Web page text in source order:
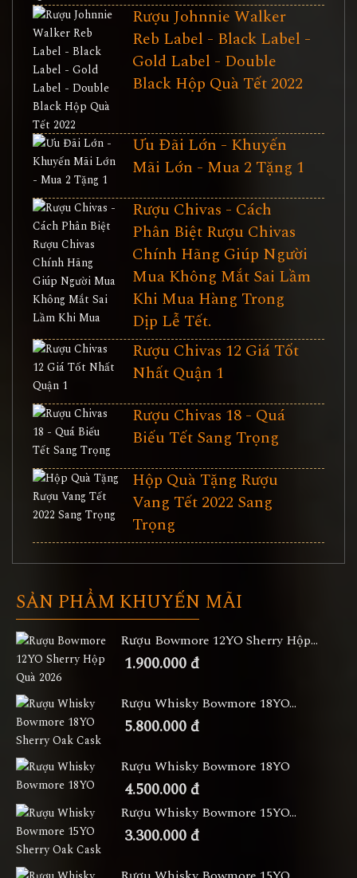
Rượu Johnnie Walker
Reb Label - Black Label -
Gold Label - Double
Black Hộp Quà Tết 2022
Ưu Đãi Lớn - Khuyến
Mãi Lớn - Mua 2 Tặng 1
Rượu Chivas - Cách
Phân Biệt Rượu Chivas
Chính Hãng Giúp Người
Mua Không Mắt Sai Lầm
Khi Mua Hàng Trong
Dịp Lễ Tết.
Rượu Chivas 12 Giá Tốt
Nhất Quận 1
Rượu Chivas 18 - Quá
Biếu Tết Sang Trọng
Hộp Quà Tặng Rượu
Vang Tết 2022 Sang
Trọng
SẢN PHẨM KHUYẾN MÃI
Rượu Bowmore 12YO Sherry Hộp...
1.900.000 đ
Rượu Whisky Bowmore 18YO...
5.800.000 đ
Rượu Whisky Bowmore 18YO
4.500.000 đ
Rượu Whisky Bowmore 15YO...
3.300.000 đ